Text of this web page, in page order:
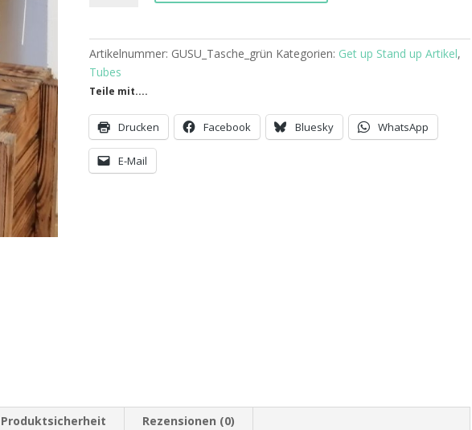
Dry
Bag
grün
Menge
Artikelnummer: GUSU_Tasche_grün Kategorien: Get up Stand up Artikel,
Tubes
Teile mit....
Drucken Facebook Bluesky WhatsApp
E-Mail
Produktsicherheit Rezensionen (0)